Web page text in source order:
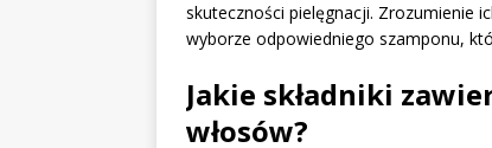
skuteczności pielęgnacji. Zrozumienie
wyborze odpowiedniego szamponu,
Jakie składniki
włosów?